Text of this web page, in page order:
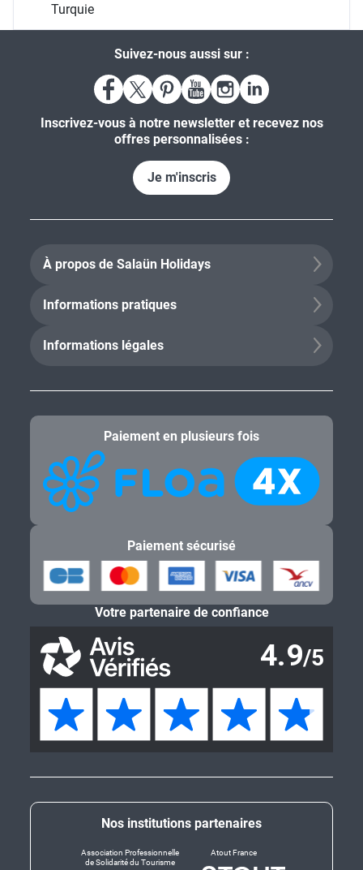
Turquie
Suivez-nous aussi sur :
Inscrivez-vous à notre newsletter et recevez nos
offres personnalisées :
Je m'inscris
À propos de Salaün Holidays
Informations pratiques
Informations légales
Nos institutions partenaires
Association Professionnelle
de Solidarité du Tourisme
Atout France
Paiement en plusieurs fois
Paiement sécurisé
Votre partenaire de confiance